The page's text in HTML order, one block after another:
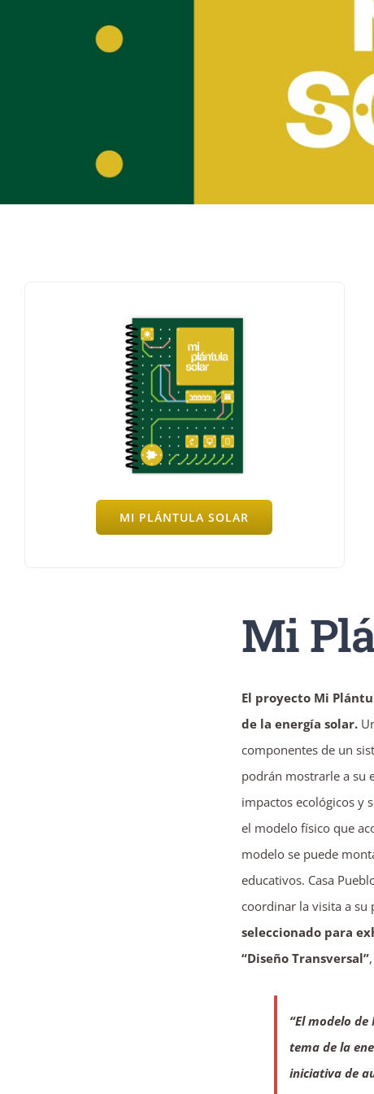
MI PLÁNTULA SOLAR
Mi
El proyecto Mi
de la energía solar.
componentes de un
podrán mostrarle a su
impactos ecológicos y
el modelo físico que
modelo se puede
educativos. Casa
coordinar la visita a su
seleccionado para
“Diseño Transversal”
“El modelo
tema de la
iniciativa de